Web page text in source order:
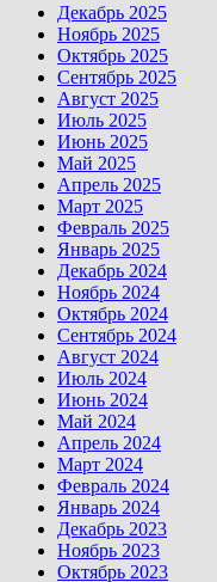
Декабрь 2025
Ноябрь 2025
Октябрь 2025
Сентябрь 2025
Август 2025
Июль 2025
Июнь 2025
Май 2025
Апрель 2025
Март 2025
Февраль 2025
Январь 2025
Декабрь 2024
Ноябрь 2024
Октябрь 2024
Сентябрь 2024
Август 2024
Июль 2024
Июнь 2024
Май 2024
Апрель 2024
Март 2024
Февраль 2024
Январь 2024
Декабрь 2023
Ноябрь 2023
Октябрь 2023